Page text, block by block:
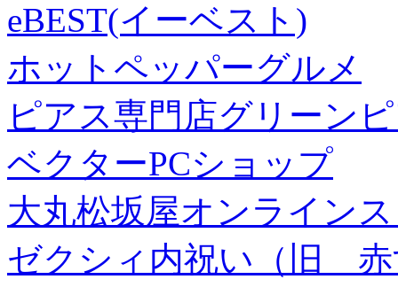
eBEST(イーベスト)
ホットペッパーグルメ
ピアス専門店グリーン
ベクターPCショップ
大丸松坂屋オンライン
ゼクシィ内祝い（旧 赤